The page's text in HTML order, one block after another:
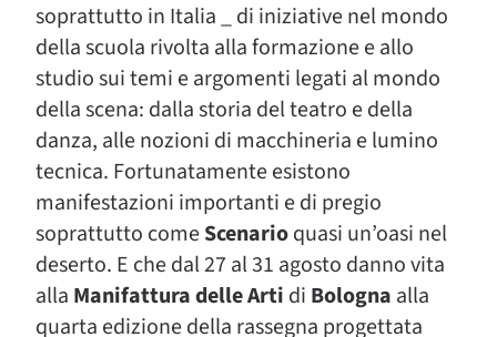
soprattutto in Italia _ di iniziative nel mondo
della scuola rivolta alla formazione e allo
studio sui temi e argomenti legati al mondo
della scena: dalla storia del teatro e della
danza, alle nozioni di macchineria e lumino
tecnica. Fortunatamente esistono
manifestazioni importanti e di pregio
soprattutto comeScenarioquasi un’oasi nel
deserto. E che dal 27 al 31 agosto danno vita
alla Manifattura delle Arti di Bologna alla
quarta edizione della rassegna progettata